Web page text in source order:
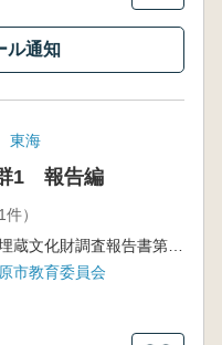
ル通知
東海
1 報告編
件）
田原市埋蔵文化財調査報告書第14集
市教育委員会